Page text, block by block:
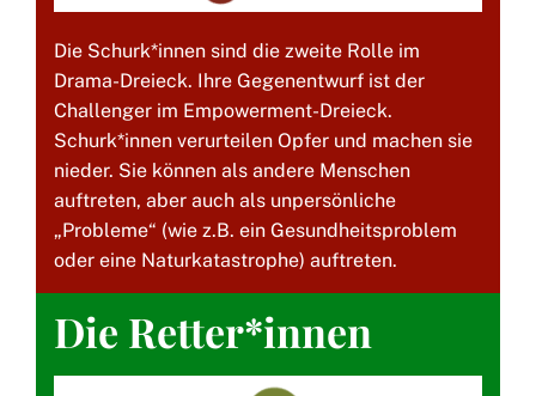
Die Schurk*innen sind die zweite Rolle im
Drama-Dreieck. Ihre Gegenentwurf ist der
Challenger im Empowerment-Dreieck.
Schurk*innen verurteilen Opfer und machen sie
nieder. Sie können als andere Menschen
auftreten, aber auch als unpersönliche
„Probleme“ (wie z.B. ein Gesundheitsproblem
oder eine Naturkatastrophe) auftreten.
Die Retter*innen